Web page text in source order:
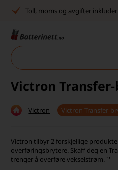
Toll, moms og avgifter
30 dagers full returrett
Høy
Leveringstid 2-5 arbeidsdager
30 dagers full returrett
Victron
Victron Victron Transfer-
Victron tilbyr 2 forskjellige
overføringsbrytere. Skaff deg en
trenger å overføre vekselstrøm.¨'